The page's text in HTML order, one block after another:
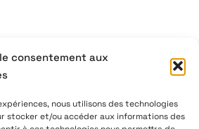
consentement aux
nous utilisons des technologies
stocker et/ou accéder aux informations des
77 41 21 47